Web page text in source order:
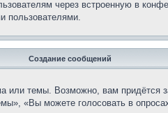
через встроенную в
пользователями.
Создание сообщений
темы. Возможно, вам придётся
«Вы можете голосовать в